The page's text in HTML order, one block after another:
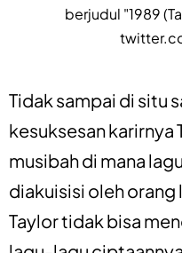
berjudul "1989
Tidak sampai di situ
kesuksesan karirnya
musibah di mana
diakuisisi oleh orang
Taylor tidak bisa